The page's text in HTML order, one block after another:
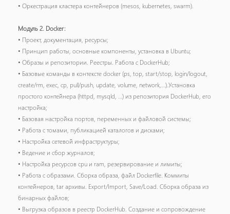
• Оркестрация кластера контейнеров (mesos, kubernetes, swarm).
Модуль 2. Docker:
• Проект, документация, ресурсы;
• Принцип работы, основные компоненты, установка в Ubuntu;
• Образы и репозитории. Реестры. Работа с DockerHub;
• Базовые команды в контексте docker (ps, top, start/stop, login/logout,
create/rm, exec, cp, pull/push, update, volume, network,…).Установка
простого контейнера (httpd, mysqld, …) из репозитория DockerHub, его
настройка;
• Базовая настройка портов, переменных и файловой системы;
• Работа с томами, публикацией каталогов и дисками;
• Настройка сетевой инфраструктуры;
• Ведение и сбор журналов;
• Настройка ресурсов cpu и ram, резервирование и лимиты;
• Работа с образами. Сборка образа, файл Dockerfile. Коммиты
контейнеров, tar архивы. Export/Import, Save/Load. Сборка образа из
бинарных файлов;
• Выгрузка образов в реестр DockerHub. Создание и сопровождение